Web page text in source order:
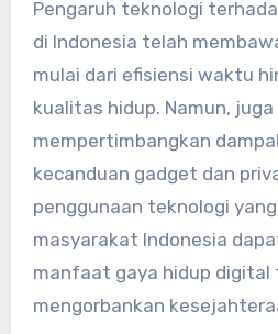
Pengaruh teknologi
di Indonesia telah
mulai dari efisiensi waktu
kualitas hidup. Namun,
mempertimbangkan
kecanduan gadget dan
penggunaan teknologi
masyarakat Indonesia
manfaat gaya hidup digital
mengorbankan